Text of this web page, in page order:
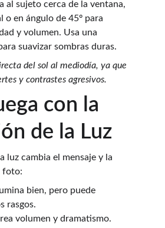
al sujeto cerca de la ventana,
o en ángulo de 45º para
y volumen. Usa una
suavizar sombras duras.
del sol al mediodía, ya que
y contrastes agresivos.
con la
de la Luz
luz cambia el mensaje y la
foto:
bien, pero puede
rasgos.
volumen y dramatismo.